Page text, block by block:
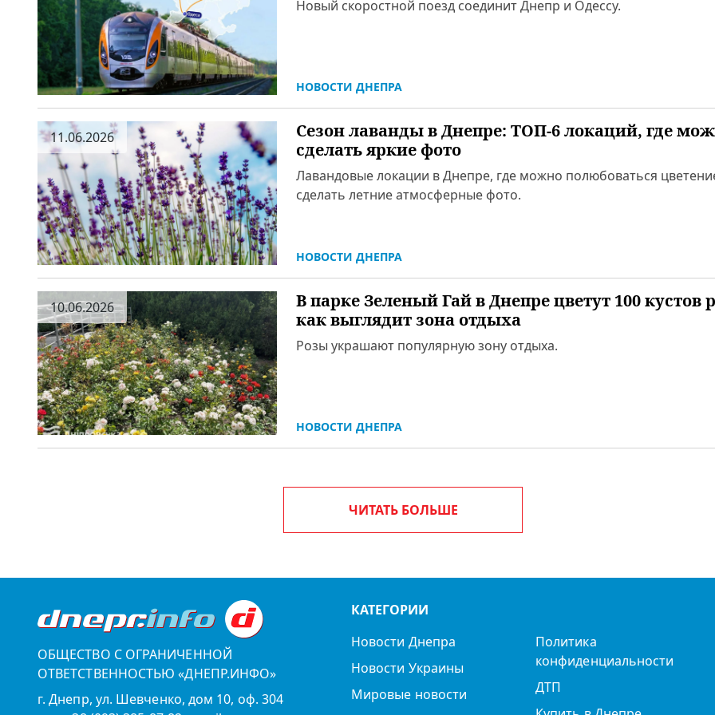
Новый скоростной поезд соединит Днепр и Одессу.
НОВОСТИ ДНЕПРА
11.06.2026
Сезон лаванды в Днепре: ТОП-6 локаций, где
сделать яркие фото
Лавандовые локации в Днепре, где можно полюбоваться
сделать летние атмосферные фото.
НОВОСТИ ДНЕПРА
10.06.2026
В парке Зеленый Гай в Днепре цветут 100 кустов
как выглядит зона отдыха
Розы украшают популярную зону отдыха.
НОВОСТИ ДНЕПРА
ЧИТАТЬ БОЛЬШЕ
ОБЩЕСТВО С ОГРАНИЧЕННОЙ
ОТВЕТСТВЕННОСТЬЮ «ДНЕПР.ИНФО»
г. Днепр, ул. Шевченко, дом 10, оф. 304
КАТЕГОРИИ
Новости Днепра
Новости Украины
Мировые новости
Политика
конфиденциальности
ДТП